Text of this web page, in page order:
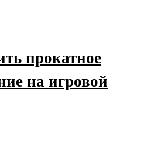
прокатное
на игровой